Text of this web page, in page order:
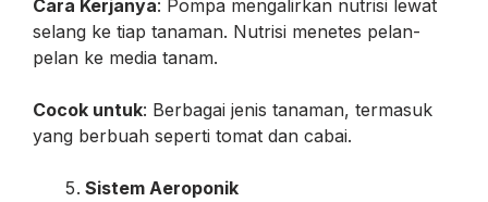
Cara Kerjanya: Pompa mengalirkan nutrisi lewat
selang ke tiap tanaman. Nutrisi menetes pelan-
pelan ke media tanam.
Cocok untuk: Berbagai jenis tanaman, termasuk
yang berbuah seperti tomat dan cabai.
Sistem Aeroponik